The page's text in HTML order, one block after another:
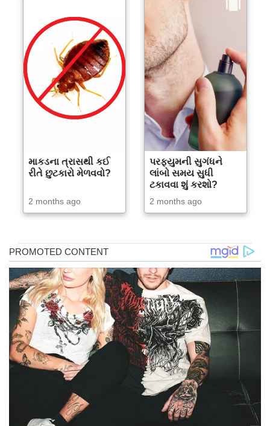
માકડના ત્રાસથી કઈ
રીતે છુટકારો મેળવવો?
2 months ago
પરફ્યુમની સુગંધને
લાંબો સમય સુધી
ટકાવવા શું કરશો?
2 months ago